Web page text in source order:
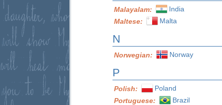
Malayalam:
India
Maltese:
Malta
N
Norwegian: Norway
P
Polish:
Poland
Portuguese:
Brazil